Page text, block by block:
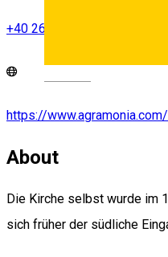
+40 269 709 470
https://
About
Die Kirche selbst wurde im
sich früher der südliche